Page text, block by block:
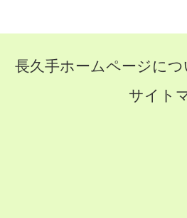
長久手ホームページにつ
サイト